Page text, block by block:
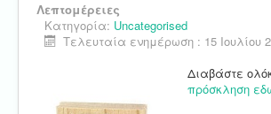
Λεπτομέρειες
Κατηγορία: Uncategorised
Τελευταία ενημέρωση : 15 Ιουλίου
Διαβάστε
πρόσκληση